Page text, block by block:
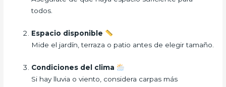
todos.
Espacio disponible
Mide el jardín, terraza o patio antes de elegir tamaño.
Condiciones del clima
Si hay lluvia o viento, considera carpas más